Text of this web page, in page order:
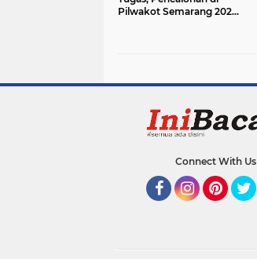
Pilwakot Semarang 2024
Connect With Us